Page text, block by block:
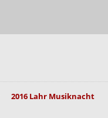
2016 Lahr Musiknacht